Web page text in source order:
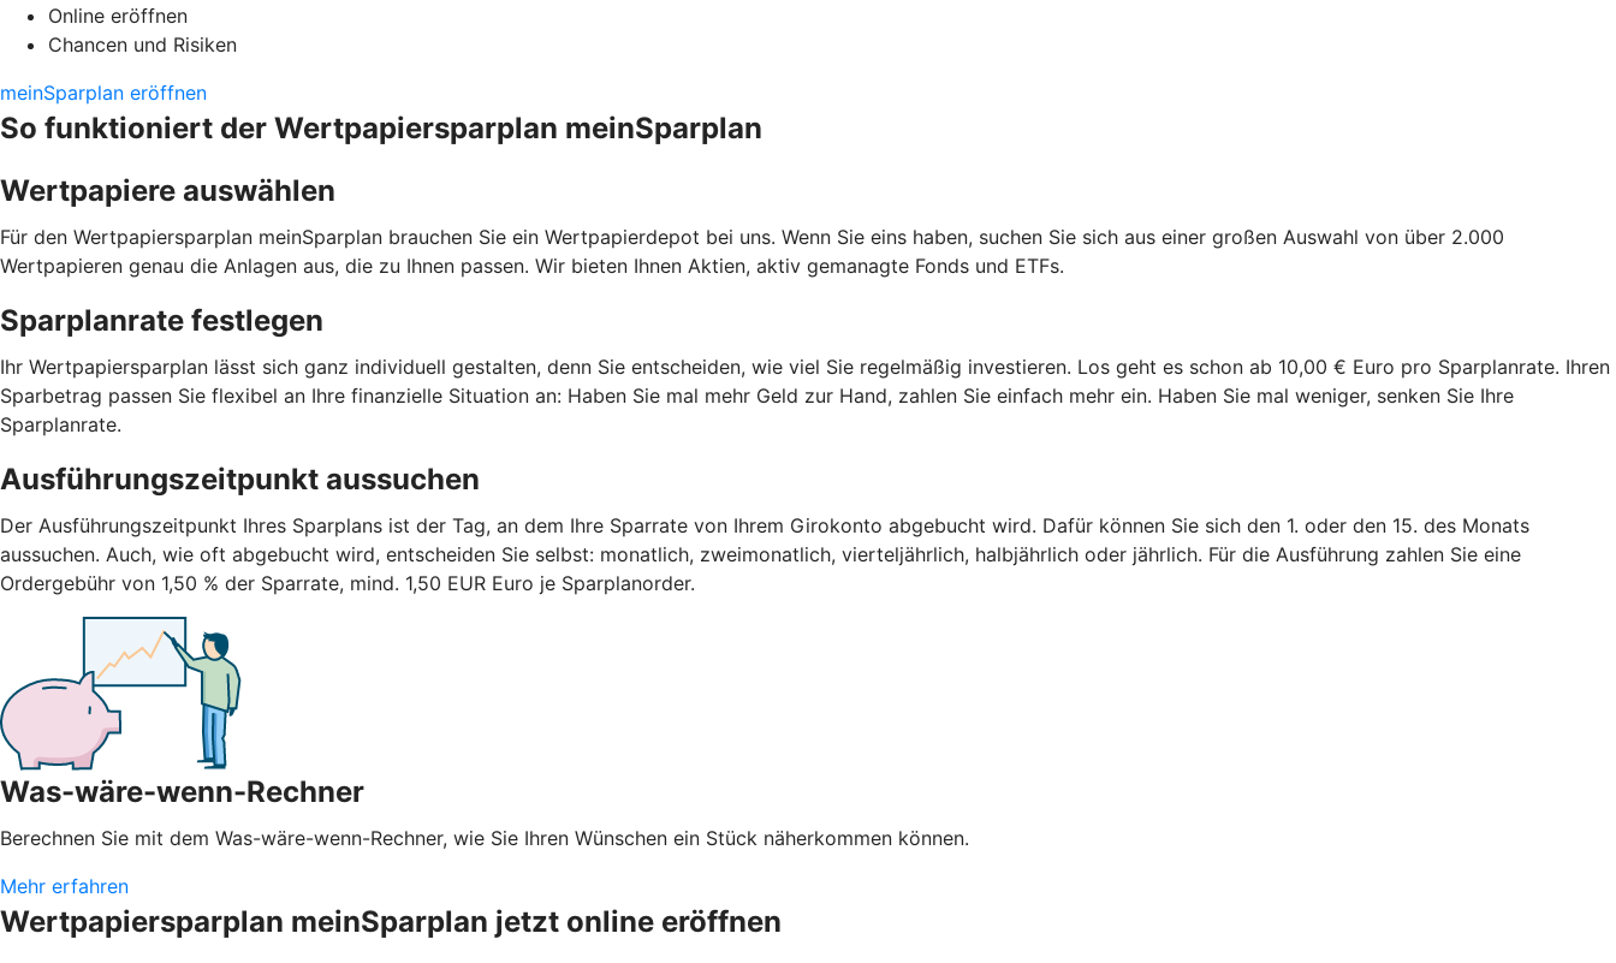
Online eröffnen
Chancen und Risiken
meinSparplan eröffnen
So funktioniert der Wertpapiersparplan meinSparplan
Wertpapiere auswählen
Für den Wertpapiersparplan meinSparplan brauchen Sie ein Wertpapierdepot bei uns. Wenn Sie eins haben, suchen Sie sich aus einer großen Auswahl von über 2.000
Wertpapieren genau die Anlagen aus, die zu Ihnen passen. Wir bieten Ihnen Aktien, aktiv gemanagte Fonds und ETFs.
Sparplanrate festlegen
Ihr Wertpapiersparplan lässt sich ganz individuell gestalten, denn Sie entscheiden, wie viel Sie regelmäßig investieren. Los geht es schon ab 10,00 € Euro pro Sparplanrate. Ihren
Sparbetrag passen Sie flexibel an Ihre finanzielle Situation an: Haben Sie mal mehr Geld zur Hand, zahlen Sie einfach mehr ein. Haben Sie mal weniger, senken Sie Ihre
Sparplanrate.
Ausführungszeitpunkt aussuchen
Der Ausführungszeitpunkt Ihres Sparplans ist der Tag, an dem Ihre Sparrate von Ihrem Girokonto abgebucht wird. Dafür können Sie sich den 1. oder den 15. des Monats
aussuchen. Auch, wie oft abgebucht wird, entscheiden Sie selbst: monatlich, zweimonatlich, vierteljährlich, halbjährlich oder jährlich. Für die Ausführung zahlen Sie eine
Ordergebühr von 1,50 % der Sparrate, mind. 1,50 EUR Euro je Sparplanorder.
Was-wäre-wenn-Rechner
Berechnen Sie mit dem Was-wäre-wenn-Rechner, wie Sie Ihren Wünschen ein Stück näherkommen können.
Mehr erfahren
Wertpapiersparplan meinSparplan jetzt online eröffnen